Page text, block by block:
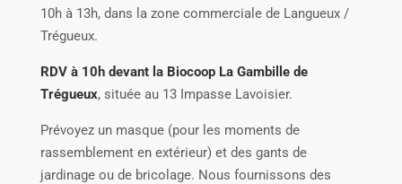
10h à 13h, dans la zone commerciale de Langueux /
Trégueux.
RDV à 10h devant la Biocoop La Gambille de
Trégueux, située au 13 Impasse Lavoisier.
Prévoyez un masque (pour les moments de
rassemblement en extérieur) et des gants de
jardinage ou de bricolage. Nous fournissons des